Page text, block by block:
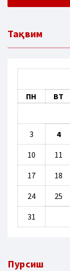
Тақвим
ПН
ВТ
3 4
10 11
17 18
24 25
31
Пурсиш